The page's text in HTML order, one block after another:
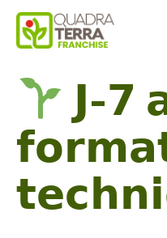
Panneau de gestion des
𝗝-𝟳